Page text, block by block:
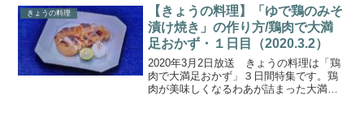
く!わが家の元気ごはん」 。1日目の講師
石原洋子さ...
きょうの料理
【きょうの料理】「ゆで鶏のみそ
漬け焼き」の作り方/鶏肉で大満
足おかず・１日目（2020.3.2）
2020年3月2日放送 きょうの料理は「鶏
肉で大満足おかず」３日間特集です。鶏
肉が美味しくなるわあが詰まった大満足